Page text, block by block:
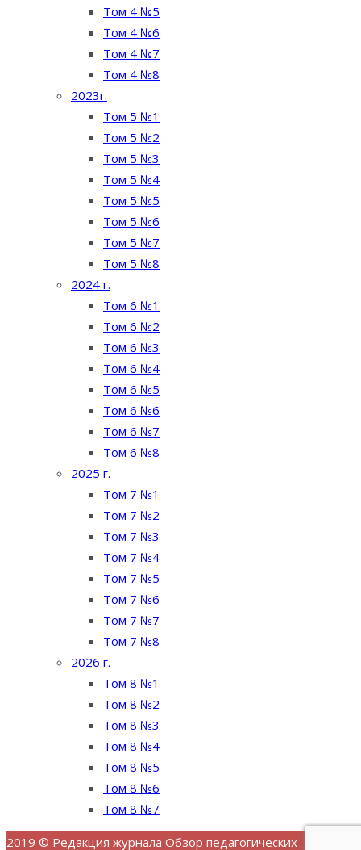
Том 4 №5
Том 4 №6
Том 4 №7
Том 4 №8
2023г.
Том 5 №1
Том 5 №2
Том 5 №3
Том 5 №4
Том 5 №5
Том 5 №6
Том 5 №7
Том 5 №8
2024 г.
Том 6 №1
Том 6 №2
Том 6 №3
Том 6 №4
Том 6 №5
Том 6 №6
Том 6 №7
Том 6 №8
2025 г.
Том 7 №1
Том 7 №2
Том 7 №3
Том 7 №4
Том 7 №5
Том 7 №6
Том 7 №7
Том 7 №8
2026 г.
Том 8 №1
Том 8 №2
Том 8 №3
Том 8 №4
Том 8 №5
Том 8 №6
Том 8 №7
2019 © Редакция журнала Обзор педагогических